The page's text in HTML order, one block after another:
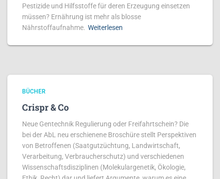
Pestizide und Hilfsstoffe für deren Erzeugung einsetzen
müssen? Ernährung ist mehr als blosse
Nährstoffaufnahme. Weiterlesen
BÜCHER
Crispr & Co
Neue Gentechnik Regulierung oder Freifahrtschein? Die
bei der AbL neu erschienene Broschüre stellt Perspektiven
von Betroffenen (Saatgutzüch­tung, Land­­wirt­schaft,
Verarbeitung, Ver­braucher­schutz) und verschiedenen
Wis­sen­­schafts­disziplinen (Molekular­ge­netik, Ökolo­gie,